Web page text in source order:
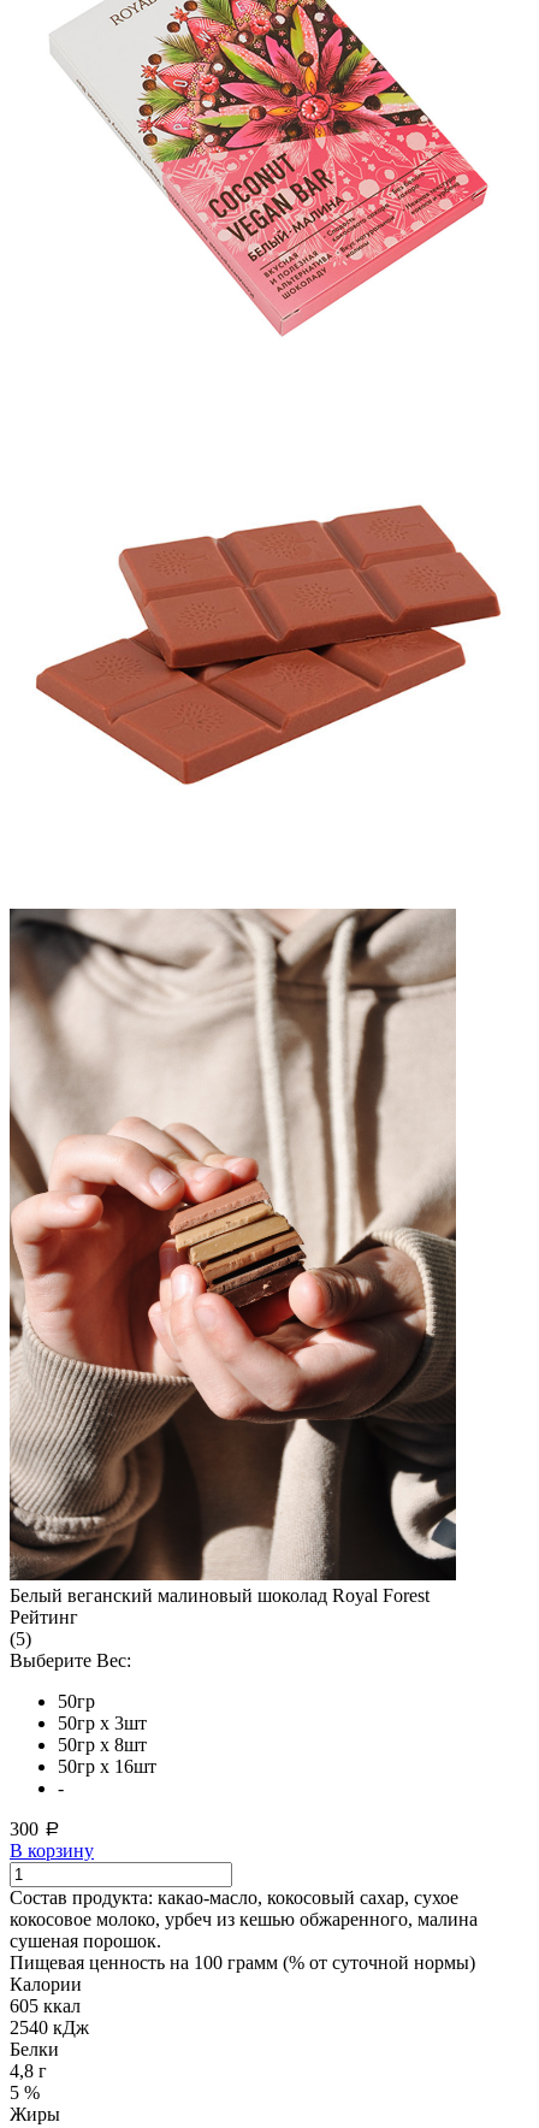
Белый веганский малиновый шоколад Royal Forest
Рейтинг
(5)
Выберите Вес:
50гр
50гр х 3шт
50гр х 8шт
50гр х 16шт
-
300 a
В корзину
Состав продукта: какао-масло, кокосовый сахар, сухое
кокосовое молоко, урбеч из кешью обжаренного, малина
сушеная порошок.
Пищевая ценность на 100 грамм (% от суточной нормы)
Калории
605 ккал
2540 кДж
Белки
4,8 г
5 %
Жиры